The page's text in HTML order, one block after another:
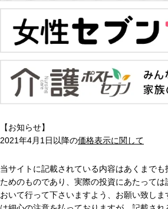
【お知らせ】
2021年4月1日以降の価格表示に関して
当サイトに記載されている内容はあくまでも
ためのものであり、実際の投資にあたって
おいて行って下さいますよう、お願い致し